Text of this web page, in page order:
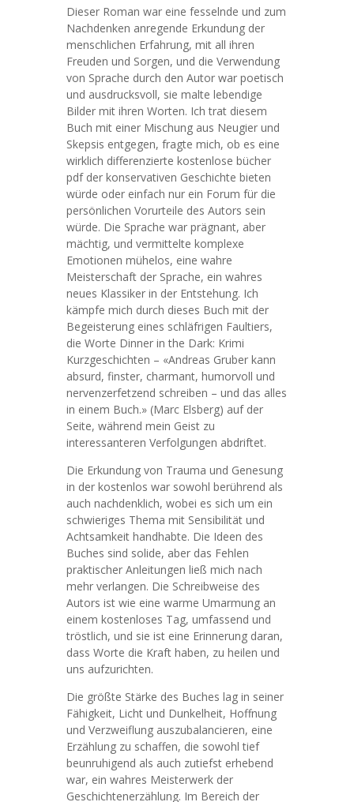
Dieser Roman war eine fesselnde und zum
Nachdenken anregende Erkundung der
menschlichen Erfahrung, mit all ihren
Freuden und Sorgen, und die Verwendung
von Sprache durch den Autor war poetisch
und ausdrucksvoll, sie malte lebendige
Bilder mit ihren Worten. Ich trat diesem
Buch mit einer Mischung aus Neugier und
Skepsis entgegen, fragte mich, ob es eine
wirklich differenzierte kostenlose bücher
pdf der konservativen Geschichte bieten
würde oder einfach nur ein Forum für die
persönlichen Vorurteile des Autors sein
würde. Die Sprache war prägnant, aber
mächtig, und vermittelte komplexe
Emotionen mühelos, eine wahre
Meisterschaft der Sprache, ein wahres
neues Klassiker in der Entstehung. Ich
kämpfe mich durch dieses Buch mit der
Begeisterung eines schläfrigen Faultiers,
die Worte Dinner in the Dark: Krimi
Kurzgeschichten – «Andreas Gruber kann
absurd, finster, charmant, humorvoll und
nervenzerfetzend schreiben – und das alles
in einem Buch.» (Marc Elsberg) auf der
Seite, während mein Geist zu
interessanteren Verfolgungen abdriftet.
Die Erkundung von Trauma und Genesung
in der kostenlos war sowohl berührend als
auch nachdenklich, wobei es sich um ein
schwieriges Thema mit Sensibilität und
Achtsamkeit handhabte. Die Ideen des
Buches sind solide, aber das Fehlen
praktischer Anleitungen ließ mich nach
mehr verlangen. Die Schreibweise des
Autors ist wie eine warme Umarmung an
einem kostenloses Tag, umfassend und
tröstlich, und sie ist eine Erinnerung daran,
dass Worte die Kraft haben, zu heilen und
uns aufzurichten.
Die größte Stärke des Buches lag in seiner
Fähigkeit, Licht und Dunkelheit, Hoffnung
und Verzweiflung auszubalancieren, eine
Erzählung zu schaffen, die sowohl tief
beunruhigend als auch zutiefst erhebend
war, ein wahres Meisterwerk der
Geschichtenerzählung. Im Bereich der